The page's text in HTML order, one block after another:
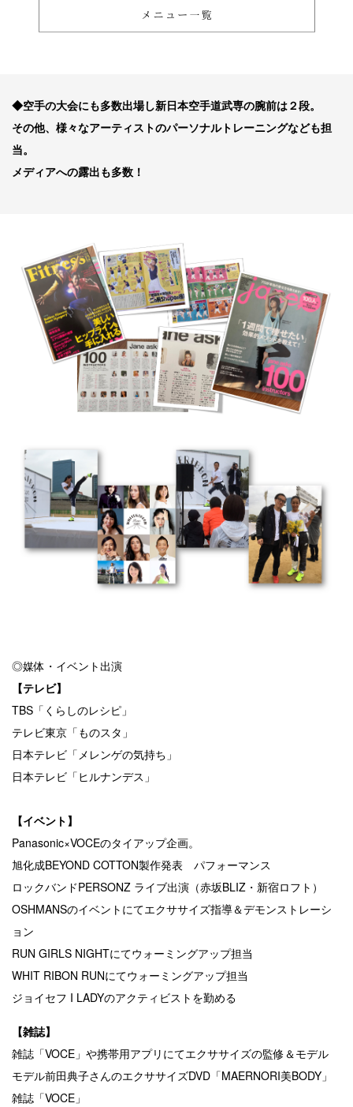
◆空手の大会にも多数出場し新日本空手道武専の腕前は２段。
その他、様々なアーティストのパーソナルトレーニングなども担
当。
メディアへの露出も多数！
◎媒体・イベント出演
【テレビ】
TBS「くらしのレシピ」
テレビ東京「ものスタ」
日本テレビ「メレンゲの気持ち」
日本テレビ「ヒルナンデス」
【イベント】
Panasonic×VOCEのタイアップ企画。
旭化成BEYOND COTTON製作発表 パフォーマンス
ロックバンドPERSONZ ライブ出演（赤坂BLIZ・新宿ロフト）
OSHMANSのイベントにてエクササイズ指導＆デモンストレーシ
ョン
RUN GIRLS NIGHTにてウォーミングアップ担当
WHIT RIBON RUNにてウォーミングアップ担当
ジョイセフ I LADYのアクティビストを勤める
【雑誌】
雑誌「VOCE」や携帯用アプリにてエクササイズの監修＆モデル
モデル前田典子さんのエクササイズDVD「MAERNORI美BODY」
雑誌「VOCE」